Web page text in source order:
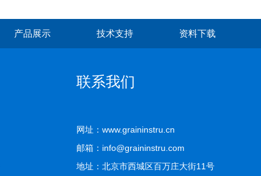
产品展示 技术支持 资料下载
联系我们
网址：www.graininstru.cn
邮箱：info@graininstru.com
地址：北京市西城区百万庄大街11号